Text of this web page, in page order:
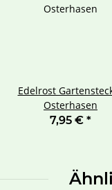
Edelrost
Osterhasen
7,95 € *